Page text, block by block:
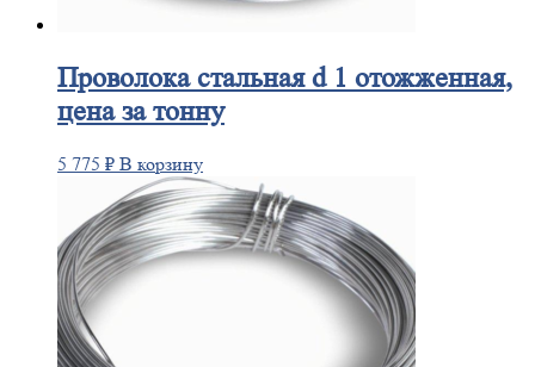
Проволокастальная d 1 отожженная,
цена за тонну
5 775 ₽ В корзину